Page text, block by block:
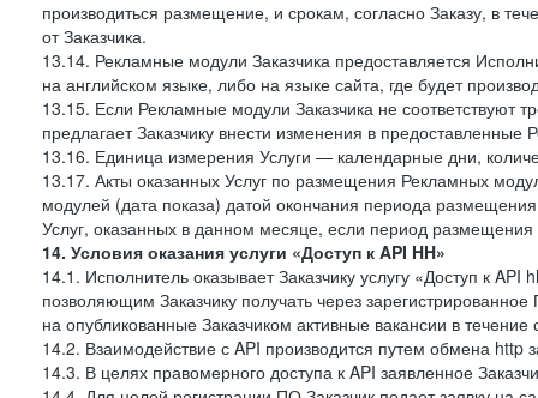
производиться размещение, и срокам, согласно Заказу, в
от Заказчика.
13.14. Рекламные модули Заказчика предоставляется
на английском языке, либо на языке сайта, где будет
13.15. Если Рекламные модули Заказчика не соответствуют
предлагает Заказчику внести изменения в
13.16. Единица измерения Услуги — календарные дни,
13.17. Акты оказанных Услуг по размещения Рекламных
модулей (дата показа) датой окончания периода
Услуг, оказанных в данном месяце, если период
14. Условия оказания услуги «Доступ к API HH»
14.1. Исполнитель оказывает Заказчику услугу «Доступ к
позволяющим Заказчику получать через
на опубликованные Заказчиком активные вакансии в
14.2. Взаимодействие с API производится путем обмена
14.3. В целях правомерного доступа к API заявленное